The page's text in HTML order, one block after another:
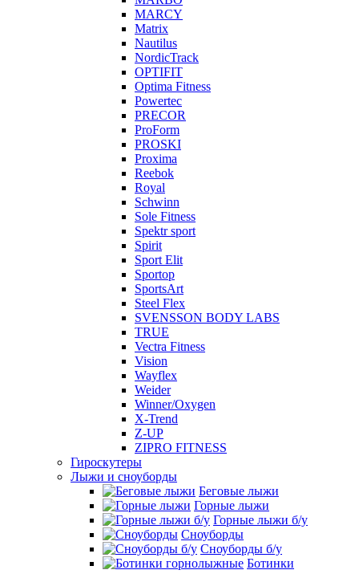
MARCY
Matrix
Nautilus
NordicTrack
OPTIFIT
Optima Fitness
Powertec
PRECOR
ProForm
PROSKI
Proxima
Reebok
Royal
Schwinn
Sole Fitness
Spektr sport
Spirit
Sport Elit
Sportop
SportsArt
Steel Flex
SVENSSON BODY LABS
TRUE
Vectra Fitness
Vision
Wayflex
Weider
Winner/Oxygen
X-Trend
Z-UP
ZIPRO FITNESS
Гироскутеры
Лыжи и сноуборды
Беговые лыжи
Горные лыжи
Горные лыжи б/у
Сноуборды
Сноуборды б/у
Ботинки